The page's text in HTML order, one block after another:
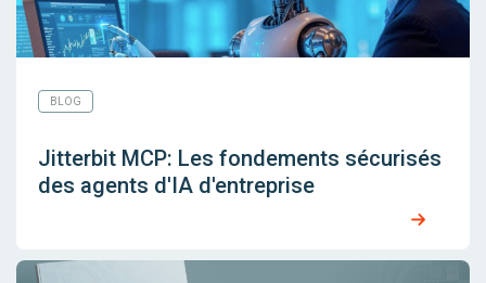
BLOG
Jitterbit MCP: Les fondements sécurisés
des agents d'IA d'entreprise